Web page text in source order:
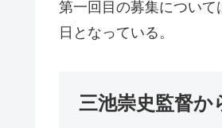
第一回目の募集につい
日となっている。
三池崇史監督か